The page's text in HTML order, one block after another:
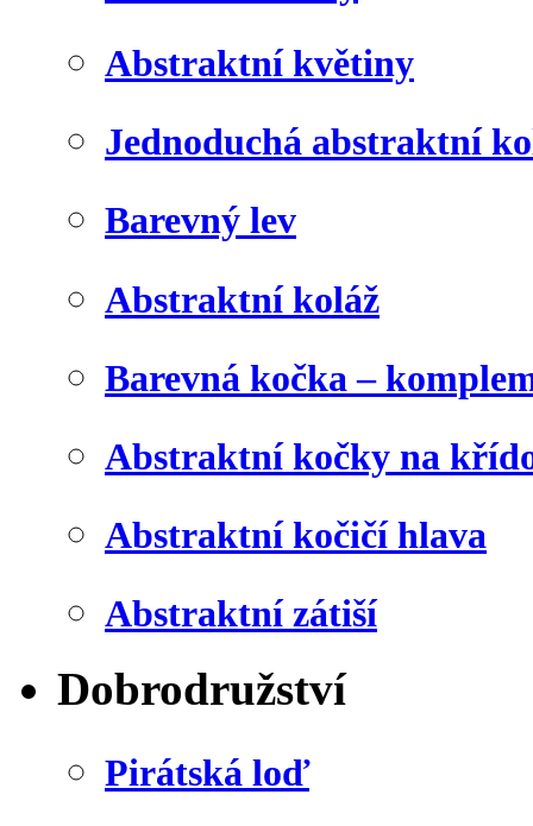
Abstraktní květiny
Jednoduchá abstraktní
Barevný lev
Abstraktní koláž
Barevná kočka –
Abstraktní kočky na
Abstraktní kočičí hlava
Abstraktní zátiší
Dobrodružství
Pirátská loď